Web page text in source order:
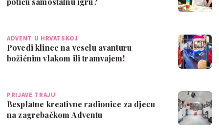
ADVENT U HRVATSKOJ
Povedi klince na veselu avanturu
božićnim vlakom ili tramvajem!
PRIJAVE TRAJU
Besplatne kreativne radionice za djecu
na zagrebačkom Adventu